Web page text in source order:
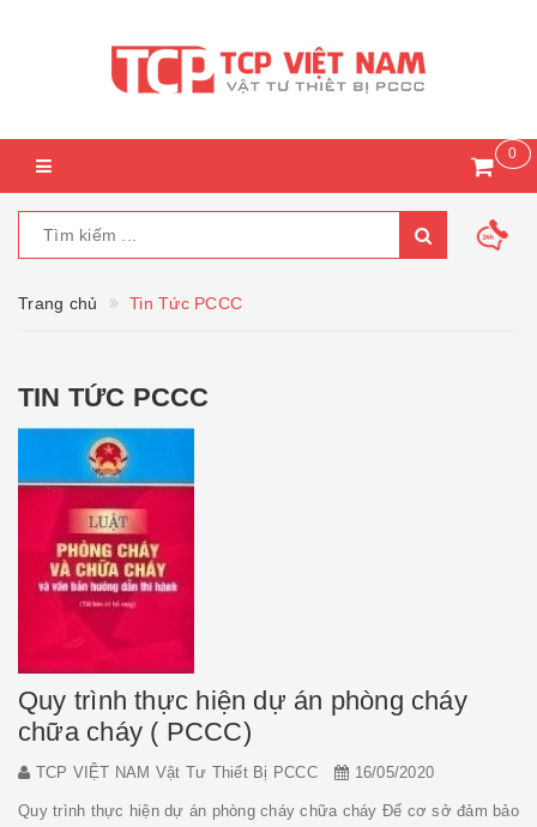
0
Trang chủ Tin Tức PCCC
TIN TỨC PCCC
Quy trình thực hiện dự án phòng cháy
chữa cháy ( PCCC)
TCP VIỆT NAM Vật Tư Thiết Bị PCCC 16/05/2020
Quy trình thực hiện dự án phòng cháy chữa cháy Để cơ sở đảm bảo